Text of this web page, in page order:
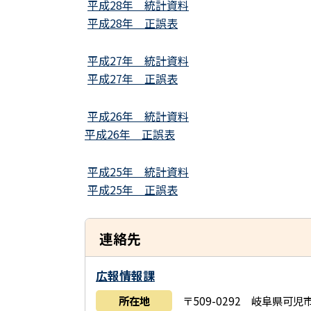
平成28年 統計資料
平成28年 正誤表
平成27年 統計資料
平成27年 正誤表
平成26年 統計資料
平成26年 正誤表
平成25年 統計資料
平成25年 正誤表
連絡先
広報情報課
所在地 〒509-0292 岐阜県可児